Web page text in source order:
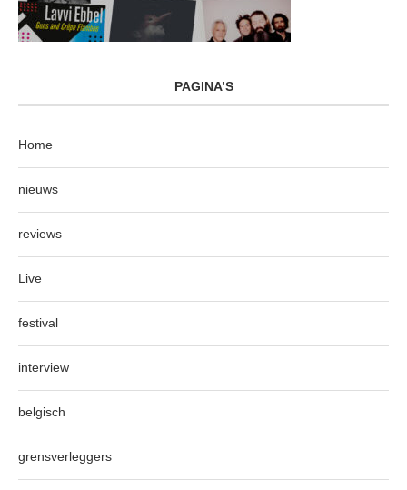
PAGINA’S
Home
nieuws
reviews
Live
festival
interview
belgisch
grensverleggers